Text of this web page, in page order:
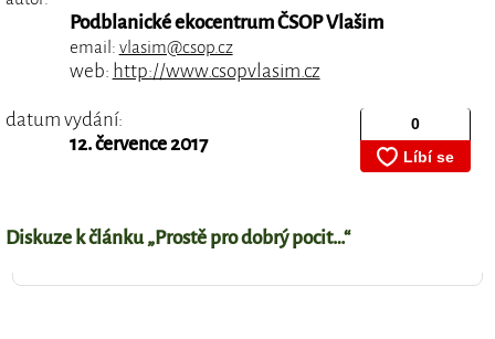
Podblanické ekocentrum ČSOP Vlašim
email: vlasim@csop.cz
web: http://www.csopvlasim.cz
datum vydání:
12. července 2017
Diskuze k článku „Prostě pro dobrý pocit…“